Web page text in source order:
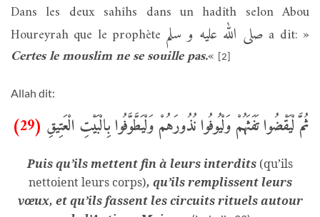
Dans les deux sahîhs dans un hadîth selon Abou
Houreyrah que le prophète صلى الله عليه و سلم a dit: »
Certes le mouslim ne se souille pas.« [2]
Allah dit:
ثُمَّ لْيَقْضُوا تَفَثَهُمْ وَلْيُوفُوا نُذُورَهُمْ وَلْيَطَّوَّفُوا بِالْبَيْتِ الْعَتِيقِ (29)
Puis qu’ils mettent fin à leurs interdits (qu’ils
nettoient leurs corps), qu’ils remplissent leurs
vœux, et qu’ils fassent les circuits rituels autour